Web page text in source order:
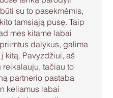
su to pasekmėmis,
tamsiąją pusę. Taip
mes kitame labai
dalykus, galima
kitą. Pavyzdžiui, aš
tačiau to
partnerio pastabą
keliamus labai